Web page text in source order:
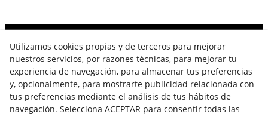
Contacta
646 257 282
hola@sherezadebardaji.com
Utilizamos cookies propias y de terceros para mejorar
nuestros servicios, por razones técnicas, para mejorar tu
experiencia de navegación, para almacenar tus preferencias
y, opcionalmente, para mostrarte publicidad relacionada con
tus preferencias mediante el análisis de tus hábitos de
navegación. Selecciona ACEPTAR para consentir todas las